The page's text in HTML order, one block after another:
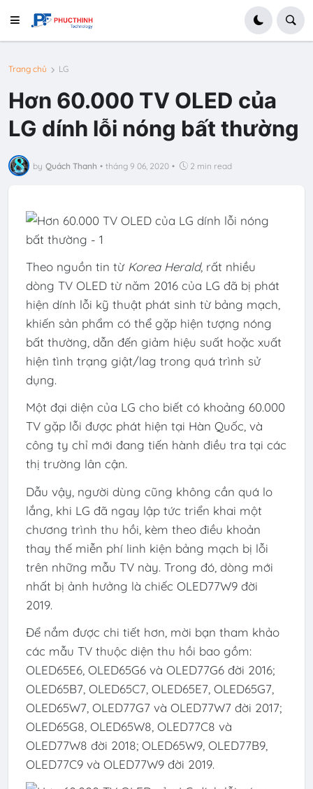
Trang chủ LG
Hơn 60.000 TV OLED của
LG dính lỗi nóng bất thường
by Quách Thanh • tháng 9 06, 2020 • 2 min read
Theo nguồn tin từ Korea Herald, rất nhiều
dòng TV OLED từ năm 2016 của LG đã bị phát
hiện dính lỗi kỹ thuật phát sinh từ bảng mạch,
khiến sản phẩm có thể gặp hiện tượng nóng
bất thường, dẫn đến giảm hiệu suất hoặc xuất
hiện tình trạng giật/lag trong quá trình sử
dụng.
Một đại diện của LG cho biết có khoảng 60.000
TV gặp lỗi được phát hiện tại Hàn Quốc, và
công ty chỉ mới đang tiến hành điều tra tại các
thị trường lân cận.
Dẫu vậy, người dùng cũng không cần quá lo
lắng, khi LG đã ngay lập tức triển khai một
chương trình thu hồi, kèm theo điều khoản
thay thế miễn phí linh kiện bảng mạch bị lỗi
trên những mẫu TV này. Trong đó, dòng mới
nhất bị ảnh hưởng là chiếc OLED77W9 đời
2019.
Để nắm được chi tiết hơn, mời bạn tham khảo
các mẫu TV thuộc diện thu hồi bao gồm:
OLED65E6, OLED65G6 và OLED77G6 đời 2016;
OLED65B7, OLED65C7, OLED65E7, OLED65G7,
OLED65W7, OLED77G7 và OLED77W7 đời 2017;
OLED65G8, OLED65W8, OLED77C8 và
OLED77W8 đời 2018; OLED65W9, OLED77B9,
OLED77C9 và OLED77W9 đời 2019.